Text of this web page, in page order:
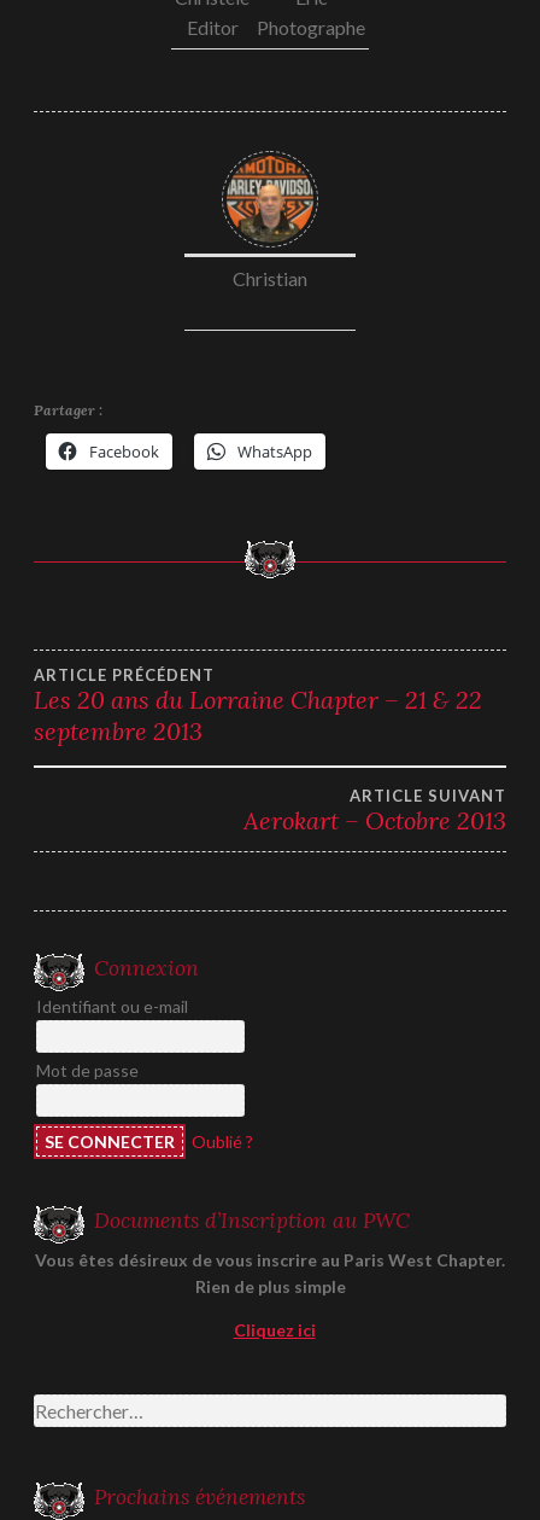
Editor
Photographe
Christian
Partager :
Facebook WhatsApp
Navigation
de
ARTICLE PRÉCÉDENT
Les 20 ans du Lorraine Chapter – 21 & 22
septembre 2013
ARTICLE SUIVANT
Aerokart – Octobre 2013
Connexion
Identifiant ou e-mail
Mot de passe
Oublié ?
Documents d’Inscription au PWC
Vous êtes désireux de vous inscrire au Paris West Chapter.
Rien de plus simple
Cliquez ici
Rechercher :
Prochains événements